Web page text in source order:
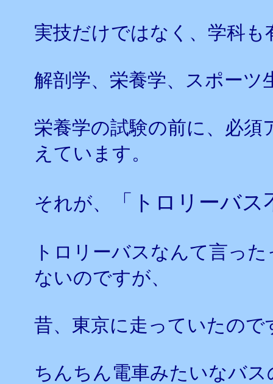
実技だけではなく、学科も
解剖学、栄養学、スポーツ
栄養学の試験の前に、必
えています。
それが、 「トロリーバ
トロリーバスなんて言っ
ないのですが、
昔、東京に走っていたので
ちんちん電車みたいなバ